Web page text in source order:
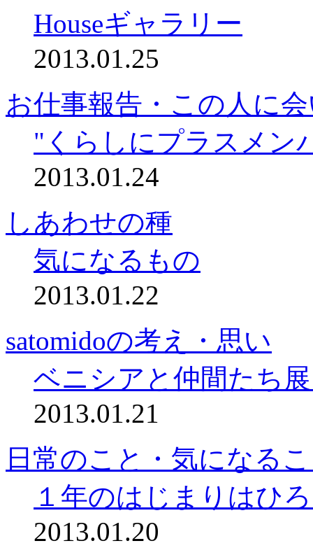
Houseギャラリー
2013.01.25
お仕事報告・この人に
"くらしにプラスメン
2013.01.24
しあわせの種
気になるもの
2013.01.22
satomidoの考え・思い
ベニシアと仲間たち
2013.01.21
日常のこと・気になる
１年のはじまりはひ
2013.01.20